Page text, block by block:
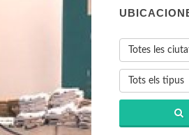
Totes les
Tots els tipus